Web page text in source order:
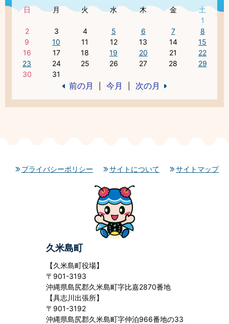
日 月 火 水 木 金
土
1
2
3 4 5 6 7
8
9
10 11 12 13 14
15
16
17 18 19 20 21
22
23
24 25 26 27 28
29
30
31
前の月 今月 次の月
プライバシーポリシー サイトについて サイトマップ
久米島町
【久米島町役場】
〒901-3193
沖縄県島尻郡久米島町字比嘉2870番地
【具志川出張所】
〒901-3192
沖縄県島尻郡久米島町字仲泊966番地の33